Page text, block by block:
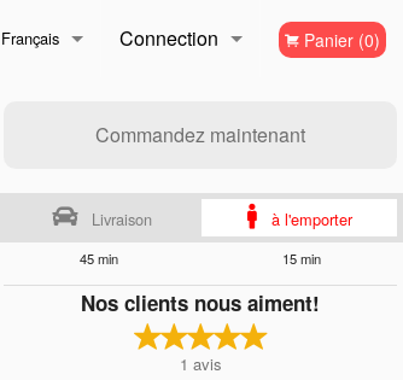
Français
English
Connection Panier (0)
Commandez maintenant
Livraison à l'emporter
45 min 15 min
Nos clients nous aiment!
1 avis